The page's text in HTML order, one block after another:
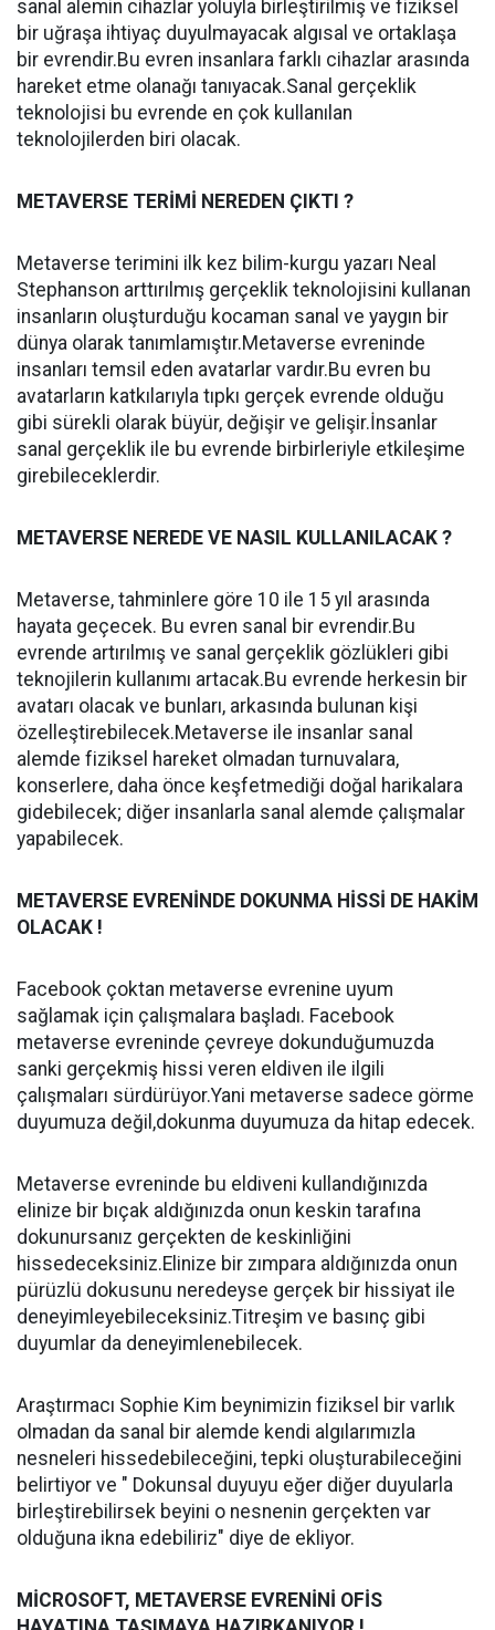
sanal alemin cihazlar yoluyla birleştirilmiş ve fiziksel
bir uğraşa ihtiyaç duyulmayacak algısal ve ortaklaşa
bir evrendir.Bu evren insanlara farklı cihazlar arasında
hareket etme olanağı tanıyacak.Sanal gerçeklik
teknolojisi bu evrende en çok kullanılan
teknolojilerden biri olacak.
METAVERSE TERİMİ NEREDEN ÇIKTI ?
Metaverse terimini ilk kez bilim-kurgu yazarı Neal
Stephanson arttırılmış gerçeklik teknolojisini kullanan
insanların oluşturduğu kocaman sanal ve yaygın bir
dünya olarak tanımlamıştır.Metaverse evreninde
insanları temsil eden avatarlar vardır.Bu evren bu
avatarların katkılarıyla tıpkı gerçek evrende olduğu
gibi sürekli olarak büyür, değişir ve gelişir.İnsanlar
sanal gerçeklik ile bu evrende birbirleriyle etkileşime
girebileceklerdir.
METAVERSE NEREDE VE NASIL KULLANILACAK ?
Metaverse, tahminlere göre 10 ile 15 yıl arasında
hayata geçecek. Bu evren sanal bir evrendir.Bu
evrende artırılmış ve sanal gerçeklik gözlükleri gibi
teknojilerin kullanımı artacak.Bu evrende herkesin bir
avatarı olacak ve bunları, arkasında bulunan kişi
özelleştirebilecek.Metaverse ile insanlar sanal
alemde fiziksel hareket olmadan turnuvalara,
konserlere, daha önce keşfetmediği doğal harikalara
gidebilecek; diğer insanlarla sanal alemde çalışmalar
yapabilecek.
METAVERSE EVRENİNDE DOKUNMA HİSSİ DE HAKİM
OLACAK !
Facebook çoktan metaverse evrenine uyum
sağlamak için çalışmalara başladı. Facebook
metaverse evreninde çevreye dokunduğumuzda
sanki gerçekmiş hissi veren eldiven ile ilgili
çalışmaları sürdürüyor.Yani metaverse sadece görme
duyumuza değil,dokunma duyumuza da hitap edecek.
Metaverse evreninde bu eldiveni kullandığınızda
elinize bir bıçak aldığınızda onun keskin tarafına
dokunursanız gerçekten de keskinliğini
hissedeceksiniz.Elinize bir zımpara aldığınızda onun
pürüzlü dokusunu neredeyse gerçek bir hissiyat ile
deneyimleyebileceksiniz.Titreşim ve basınç gibi
duyumlar da deneyimlenebilecek.
Araştırmacı Sophie Kim beynimizin fiziksel bir varlık
olmadan da sanal bir alemde kendi algılarımızla
nesneleri hissedebileceğini, tepki oluşturabileceğini
belirtiyor ve " Dokunsal duyuyu eğer diğer duyularla
birleştirebilirsek beyini o nesnenin gerçekten var
olduğuna ikna edebiliriz" diye de ekliyor.
MİCROSOFT, METAVERSE EVRENİNİ OFİS